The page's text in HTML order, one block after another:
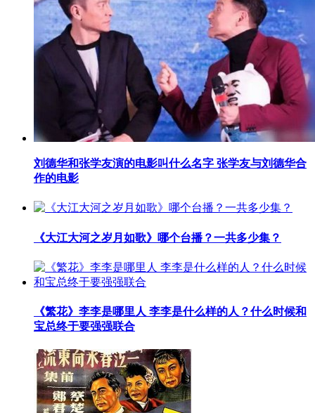
​刘德华和张学友演的电影叫什么名字 张学友与刘德华合
作的电影
​《大江大河之岁月如歌》哪个台播？一共多少集？
​《繁花》李李是哪里人 李李是什么样的人？什么时候和
宝总终于要强强联合